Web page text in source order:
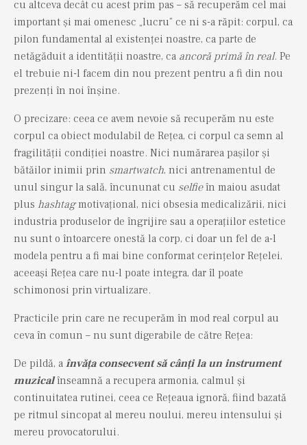
cu altceva decât cu acest prim pas – să recuperăm cel mai
important și mai omenesc „lucru” ce ni s-a răpit: corpul, ca
pilon fundamental al existenței noastre, ca parte de
netăgăduit a identității noastre, ca ancoră primă în real. Pe
el trebuie ni-l facem din nou prezent pentru a fi din nou
prezenți în noi înșine.
O precizare: ceea ce avem nevoie să recuperăm nu este
corpul ca obiect modulabil de Rețea, ci corpul ca semn al
fragilității condiției noastre. Nici numărarea pașilor și
bătăilor inimii prin smartwatch, nici antrenamentul de
unul singur la sală, încununat cu selfieîn maiou asudat
plus hashtagmotivațional, nici obsesia medicalizării, nici
industria produselor de îngrijire sau a operațiilor estetice
nu sunt o întoarcere onestă la corp, ci doar un fel de a-l
modela pentru a fi mai bine conformat cerințelor Rețelei,
aceeași Rețea care nu-l poate integra, dar îl poate
schimonosi prin virtualizare.
Practicile prin care ne recuperăm în mod real corpul au
ceva în comun – nu sunt digerabile de către Rețea:
De pildă, a învăța consecvent să cânți la un instrument
muzicalînseamnă a recupera armonia, calmul și
continuitatea rutinei, ceea ce Rețeaua ignoră, fiind bazată
pe ritmul sincopat al mereu noului, mereu intensului și
mereu provocatorului.